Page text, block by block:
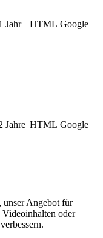
Jahr HTML Google
Jahre HTML Google
Angebot für
oder